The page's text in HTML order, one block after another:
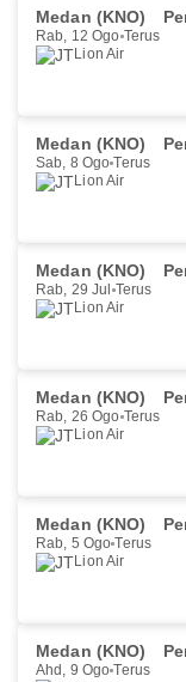
Medan (KNO)
Rab, 12 Ogo Terus
Lion Air
Medan (KNO)
Sab, 8 Ogo Terus
Lion Air
Medan (KNO)
Rab, 29 Jul Terus
Lion Air
Medan (KNO)
Rab, 26 Ogo Terus
Lion Air
Medan (KNO)
Rab, 5 Ogo Terus
Lion Air
Medan (KNO)
Ahd, 9 Ogo Terus